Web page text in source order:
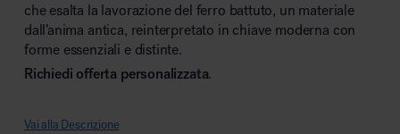
Area outdoor
che esalta la lavorazione del ferro battuto, un materiale
dall’anima antica, reinterpretato in chiave moderna con
forme essenziali e distinte.
Richiedi offerta personalizzata.
Vai alla Descrizione